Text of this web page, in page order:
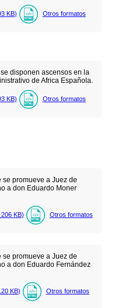
KB) Otros formatos
disponen ascensos en la
de Africa Española.
KB) Otros formatos
promueve a Juez de
a don Eduardo Moner
206 KB) Otros formatos
promueve a Juez de
a don Eduardo Fernández
KB) Otros formatos